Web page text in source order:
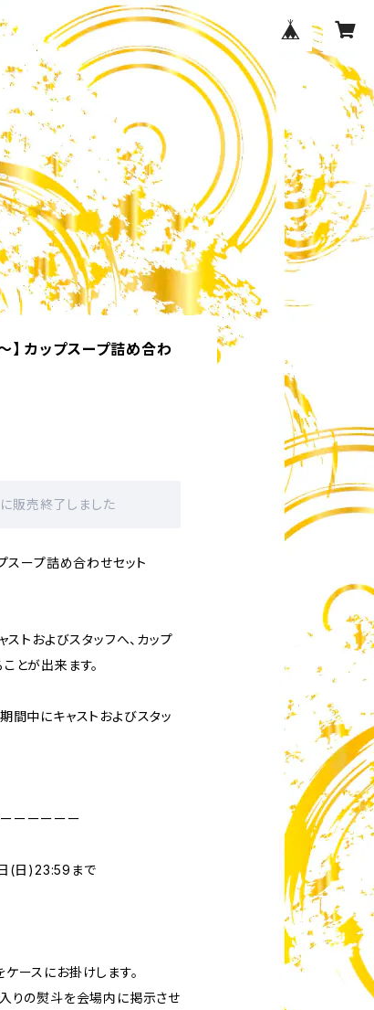
】 カップスープ詰め合わ
販売終了しました
スープ詰め合わせセット
トおよびスタッフへ、カップ
とが出来ます。
間中にキャストおよびスタッ
ーーーーー
(日)23:59まで
ースにお掛けします。
りの熨斗を会場内に掲示させ